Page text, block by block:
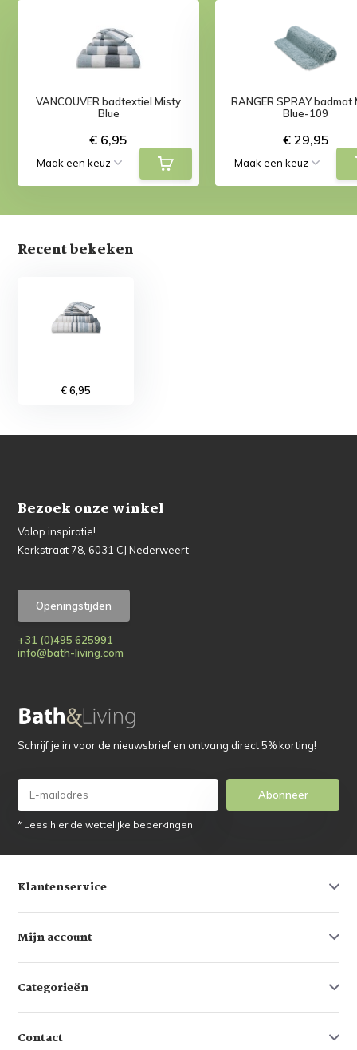
VANCOUVER badtextiel Misty
Blue
€ 6,95
RANGER SPRAY badmat
Blue-109
€ 29,95
Recent bekeken
€ 6,95
Bezoek onze winkel
Volop inspiratie!
Kerkstraat 78, 6031 CJ Nederweert
Openingstijden
+31 (0)495 625991
info@bath-living.com
Schrijf je in voor de nieuwsbrief en ontvang direct 5% korting!
Abonneer
* Lees hier de wettelijke beperkingen
Klantenservice
Mijn account
Categorieën
Contact